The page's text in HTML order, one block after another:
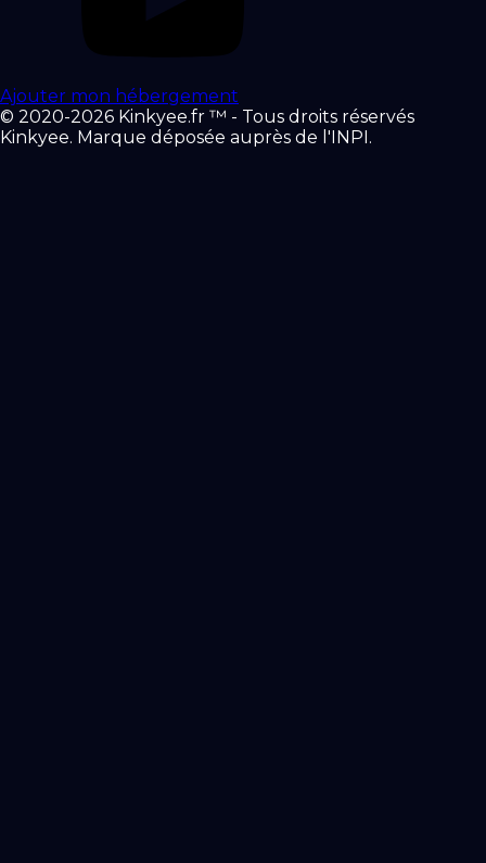
Ajouter mon hébergement
© 2020-2026 Kinkyee.fr ™ - Tous droits réservés
Kinkyee. Marque déposée auprès de l'INPI.